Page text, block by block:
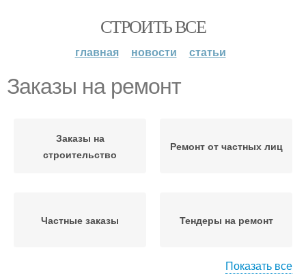
СТРОИТЬ ВСЕ
главная новости статьи
Заказы на ремонт
Заказы на
строительство
Ремонт от частных лиц
Частные заказы Тендеры на ремонт
Показать все